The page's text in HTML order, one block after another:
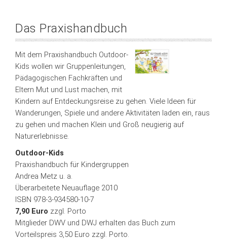
Das Praxishandbuch
Mit dem Praxishandbuch Outdoor-
Kids wollen wir Gruppenleitungen,
Pädagogischen Fachkräften und
Eltern Mut und Lust machen, mit
Kindern auf Entdeckungsreise zu gehen. Viele Ideen für
Wanderungen, Spiele und andere Aktivitäten laden ein, raus
zu gehen und machen Klein und Groß neugierig auf
Naturerlebnisse.
Outdoor-Kids
Praxishandbuch für Kindergruppen
Andrea Metz u. a.
Überarbeitete Neuauflage 2010
ISBN 978-3-934580-10-7
7,90 Euro zzgl. Porto
Mitglieder DWV und DWJ erhalten das Buch zum
Vorteilspreis 3,50 Euro zzgl. Porto.